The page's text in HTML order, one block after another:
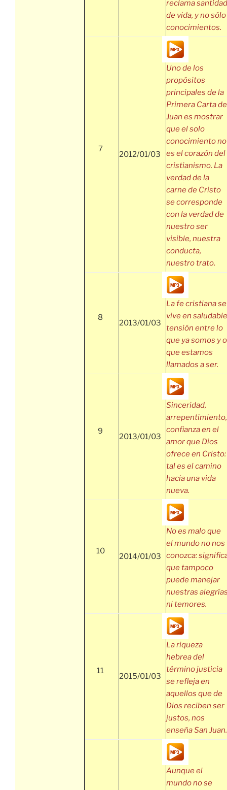
reclama santidad
de vida, y no sólo
conocimientos.
7
2012/01/03
Uno de los
propósitos
principales de la
Primera Carta de
Juan es mostrar
que el solo
conocimiento no
es el corazón del
cristianismo. La
verdad de la
carne de Cristo
se corresponde
con la verdad de
nuestro ser
visible, nuestra
conducta,
nuestro trato.
8
2013/01/03
La fe cristiana se
vive en saludable
tensión entre lo
que ya somos y o
que estamos
llamados a ser.
9
2013/01/03
Sinceridad,
arrepentimiento,
confianza en el
amor que Dios
ofrece en Cristo:
tal es el camino
hacia una vida
nueva.
10
2014/01/03
No es malo que
el mundo no nos
conozca:
que tampoco
puede manejar
nuestras
ni temores.
11
2015/01/03
La riqueza
hebrea del
término justicia
se refleja en
aquellos que de
Dios reciben ser
justos, nos
enseña San Juan.
Aunque el
mundo no se